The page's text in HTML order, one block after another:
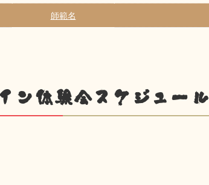
師範名
ン体験会スケジュール